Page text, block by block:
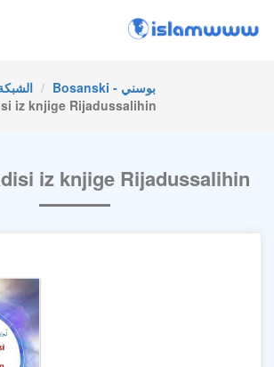
Bosanski - بوسني
iz knjige Rijadussalihin
iz knjige Rijadussalihin